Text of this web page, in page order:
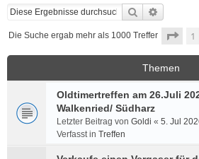
Suche
Die Suche ergab mehr als 1000 Treffer Seite
1
Themen
Oldtimertreffen am 26.Juli
Walkenried/ Südharz
Letzter Beitrag von Goldi « 5. Jul
Verfasst in Treffen